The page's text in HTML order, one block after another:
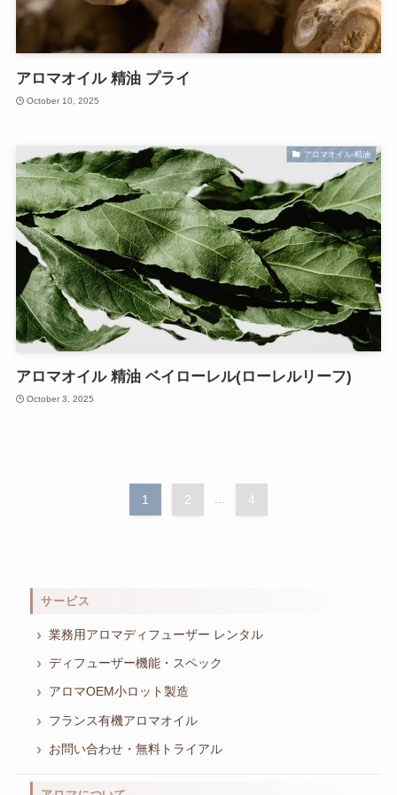
アロマオイル 精油 プライ
October 10, 2025
アロマオイル-精油
アロマオイル 精油 ベイローレル(ローレルリーフ)
October 3, 2025
1 2 ... 4
サービス
業務用アロマディフューザー レンタル
ディフューザー機能・スペック
アロマOEM小ロット製造
フランス有機アロマオイル
お問い合わせ・無料トライアル